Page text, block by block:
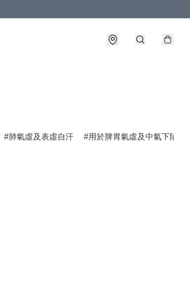
肺氣虛及表虛自汗 用於脾胃氣虛及中氣下陷諸